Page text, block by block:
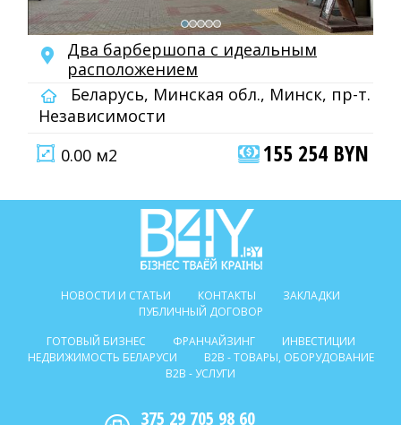
Два барбершопа с идеальным
расположением
Беларусь, Минская обл., Минск, пр-т.
Независимости
0.00 м2
155 254 BYN
НОВОСТИ И СТАТЬИ КОНТАКТЫ
ЗАКЛАДКИ
ПУБЛИЧНЫЙ ДОГОВОР
ГОТОВЫЙ БИЗНЕС
ФРАНЧАЙЗИНГ
ИНВЕСТИЦИИ
НЕДВИЖИМОСТЬ БЕЛАРУСИ
B2B - ТОВАРЫ, ОБОРУДОВАНИЕ
B2B - УСЛУГИ
375 29 705 98 60